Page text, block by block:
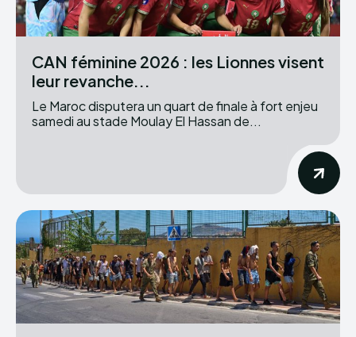
CAN féminine 2026 : les Lionnes visent
leur revanche...
Le Maroc disputera un quart de finale à fort enjeu
samedi au stade Moulay El Hassan de...